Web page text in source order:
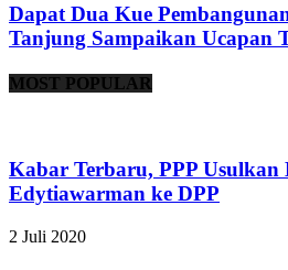
Dapat Dua Kue
Tanjung Sampaikan Ucapan
MOST POPULAR
Kabar Terbaru, PPP Usulkan
Edytiawarman ke DPP
2 Juli 2020